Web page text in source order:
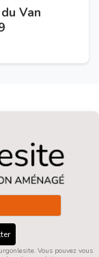
Van
Vous pouvez vous